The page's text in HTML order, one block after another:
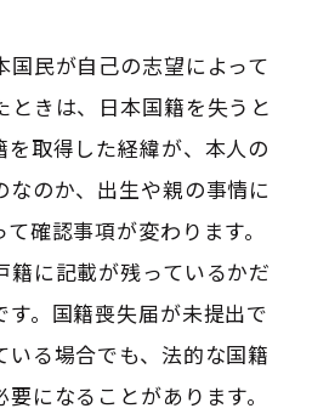
国民が自己の志望によって
ときは、日本国籍を失うと
取得した経緯が、本人の
のか、出生や親の事情に
確認事項が変わります。
籍に記載が残っているかだ
す。国籍喪失届が未提出で
る場合でも、法的な国籍
になることがあります。